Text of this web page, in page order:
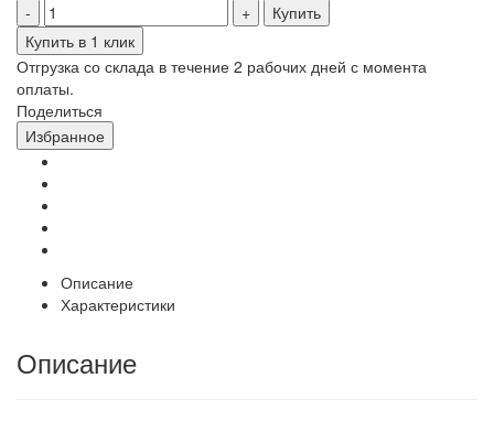
Купить
Купить в 1 клик
Отгрузка со склада в течение 2 рабочих дней с момента
оплаты.
Поделиться
Избранное
Описание
Характеристики
Описание